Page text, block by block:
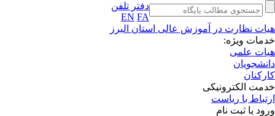
دفتر تلفن
EN FA
نظارت در آموزش عالی استان البرز
ویژه:
علمی
الکترونیکی
با ریاست
یا ثبت نام